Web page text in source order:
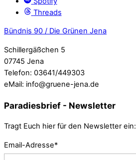
Threads
Bündnis 90 / Die Grünen Jena
Schillergäßchen 5
07745 Jena
Telefon: 03641/449303
eMail: info@gruene-jena.de
Paradiesbrief - Newsletter
Tragt Euch hier für den Newsletter ein:
Email-Adresse*